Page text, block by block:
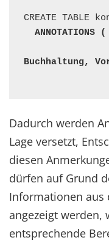
CREATE
Buchhaltung,
Dadurch werden
Lage versetzt,
diesen
dürfen auf Grund
Informationen aus
angezeigt werden,
entsprechende